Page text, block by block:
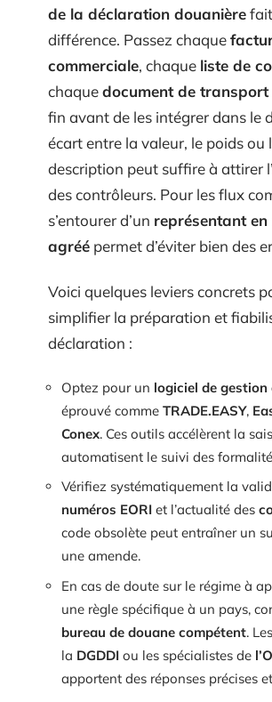
de la déclaration douanière
différence. Passez chaque
commerciale, chaque liste de
chaquedocument de transport
fin avant de les intégrer dans le
écart entre la valeur, le poids ou
description peut suffire à attirer
des contrôleurs. Pour les flux
s’entourer d’un représentant
agréé permet d’éviter bien des
Voici quelques leviers concrets
simplifier la préparation et
déclaration :
Optez pour un logiciel de gestion
éprouvé comme TRADE.EASY,
Conex. Ces outils accélèrent la
automatisent le suivi des
Vérifiez systématiquement la
numéros EORI et l’actualité des
code obsolète peut entraîner un
une amende.
En cas de doute sur le régime à
une règle spécifique à un pays,
bureau de douane compétent.
la DGDDI ou les spécialistes de
apportent des réponses précises